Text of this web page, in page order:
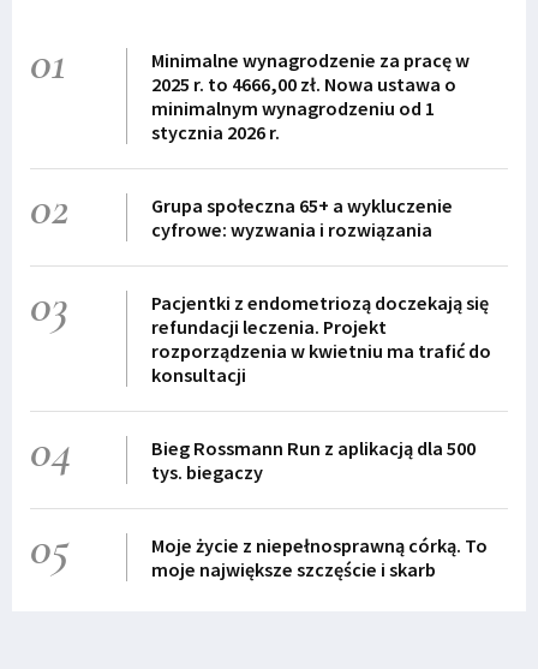
01
Minimalne wynagrodzenie za pracę w
2025 r. to 4666,00 zł. Nowa ustawa o
minimalnym wynagrodzeniu od 1
stycznia 2026 r.
02
Grupa społeczna 65+ a wykluczenie
cyfrowe: wyzwania i rozwiązania
03
Pacjentki z endometriozą doczekają się
refundacji leczenia. Projekt
rozporządzenia w kwietniu ma trafić do
konsultacji
04
Bieg Rossmann Run z aplikacją dla 500
tys. biegaczy
05
Moje życie z niepełnosprawną córką. To
moje największe szczęście i skarb